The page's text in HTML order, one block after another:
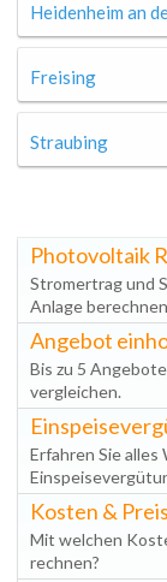
Heidenheim an
Freising
Straubing
Photovoltaik
Stromertrag und
Anlage
Angebot
Bis zu 5
vergleichen.
Erfahren Sie
Kosten &
Mit welchen
rechnen?